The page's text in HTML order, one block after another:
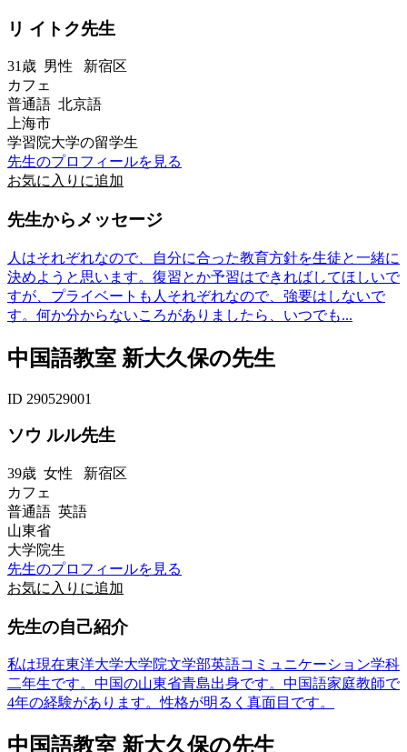
リ イトク先生
31歳 男性 新宿区
カフェ
普通語 北京語
上海市
学習院大学の留学生
先生のプロフィールを見る
お気に入りに追加
先生からメッセージ
人はそれぞれなので、自分に合った教育方針を生徒と一緒に
決めようと思います。復習とか予習はできればしてほしいで
すが、プライベートも人それぞれなので、強要はしないで
す。何か分からないころがありましたら、いつでも...
中国語教室 新大久保の先生
ID 290529001
ソウ ルル先生
39歳 女性 新宿区
カフェ
普通語 英語
山東省
大学院生
先生のプロフィールを見る
お気に入りに追加
先生の自己紹介
私は現在東洋大学大学院文学部英語コミュニケーション学科
二年生です。中国の山東省青島出身です。中国語家庭教師で
4年の経験があります。性格が明るく真面目です。
中国語教室 新大久保の先生